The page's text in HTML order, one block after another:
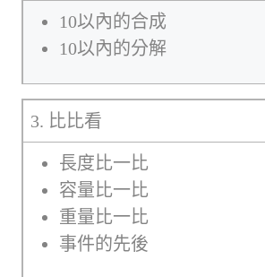
10以內的合成
10以內的分解
3. 比比看
長度比一比
容量比一比
重量比一比
事件的先後